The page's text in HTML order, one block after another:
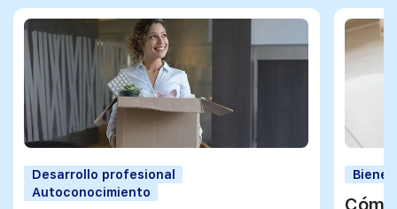
Desarrollo profesional
Autoconocimiento